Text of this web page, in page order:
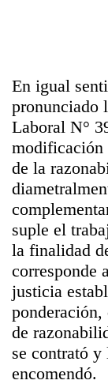
En igual
pronunciado
Laboral N°
modificación
de la
suple el
la finalidad
corresponde
justicia
ponderación,
de
se contrató y
encomendó.